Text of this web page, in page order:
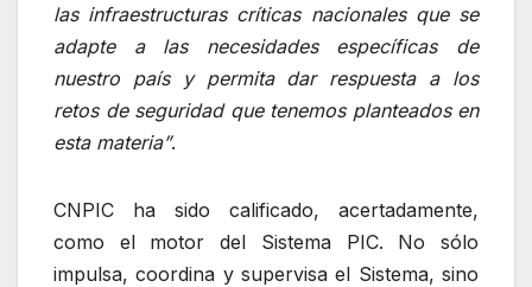
las infraestructuras críticas nacionales que se
adapte a las necesidades específicas de
nuestro país y permita dar respuesta a los
retos de seguridad que tenemos planteados en
esta materia”.
CNPIC ha sido calificado, acertadamente,
como el motor del Sistema PIC. No sólo
impulsa, coordina y supervisa el Sistema, sino